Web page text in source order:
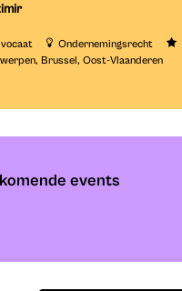
Ondernemingsrecht
Brussel Oost-Vlaanderen
events